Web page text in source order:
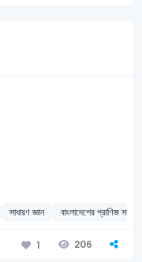
সাধারণ জ্ঞান বাংলাদেশের প্রাণিজ সম্পদ
1 206